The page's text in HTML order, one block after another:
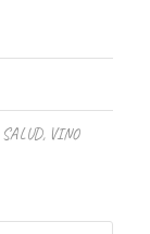
SALUD, VINO